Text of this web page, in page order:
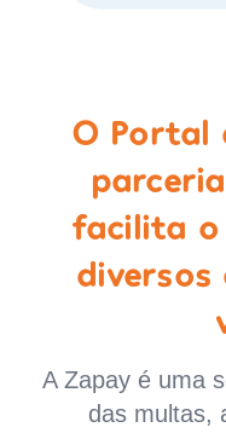
O Portal
facilita o
diversos
A Zapay é uma
das multas,